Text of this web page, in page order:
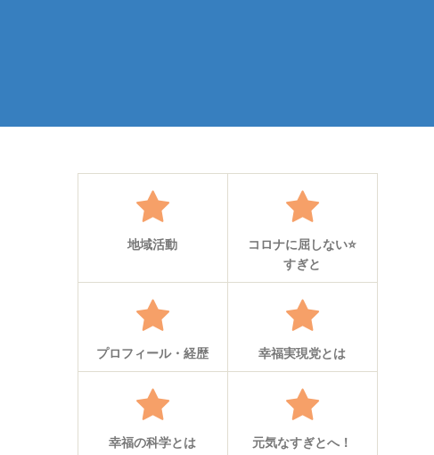
地域活動
コロナに屈しない⭐
すぎと
プロフィール・経歴 幸福実現党とは
幸福の科学とは 元気なすぎとへ！